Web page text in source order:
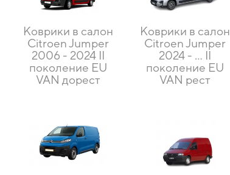
Коврики в салон
Citroen Jumper
2006 - 2024 II
поколение EU
VAN дорест
Коврики в салон
Citroen Jumper
2024 - ... II
поколение EU
VAN рест